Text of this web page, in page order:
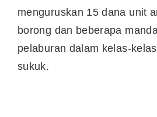
menguruskan 15 dana unit
borong dan beberapa
pelaburan dalam kelas-
sukuk.